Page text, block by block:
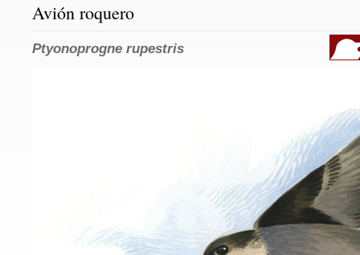
Avión roquero
Ptyonoprogne rupestris